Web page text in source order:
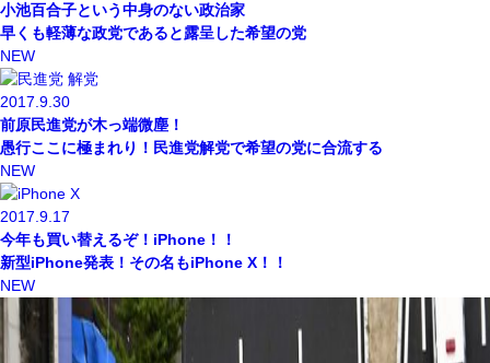
小池百合子という中身のない政治家
早くも軽薄な政党であると露呈した希望の党
NEW
2017.9.30
前原民進党が木っ端微塵！
愚行ここに極まれり！民進党解党で希望の党に合流する
NEW
2017.9.17
今年も買い替えるぞ！iPhone！！
新型iPhone発表！その名もiPhone X！！
NEW